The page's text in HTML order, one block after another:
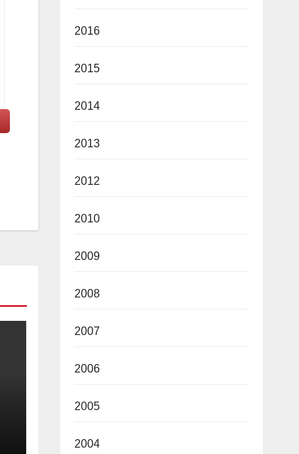
2016
2015
2014
2013
2012
2010
2009
2008
2007
2006
2005
2004